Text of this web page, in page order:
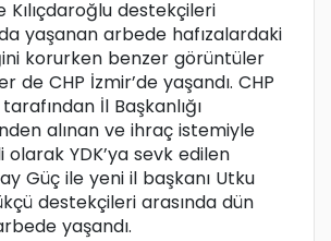
Kılıçdaroğlu destekçileri
yaşanan arbede hafızalardaki
korurken benzer görüntüler
de CHP İzmir’de yaşandı. CHP
tarafından İl Başkanlığı
alınan ve ihraç istemiyle
olarak YDK’ya sevk edilen
Güç ile yeni il başkanı Utku
destekçileri arasında dün
yaşandı.